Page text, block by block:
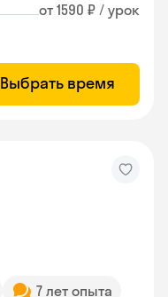
от 1590 ₽ / урок
Выбрать время
7 лет опыта